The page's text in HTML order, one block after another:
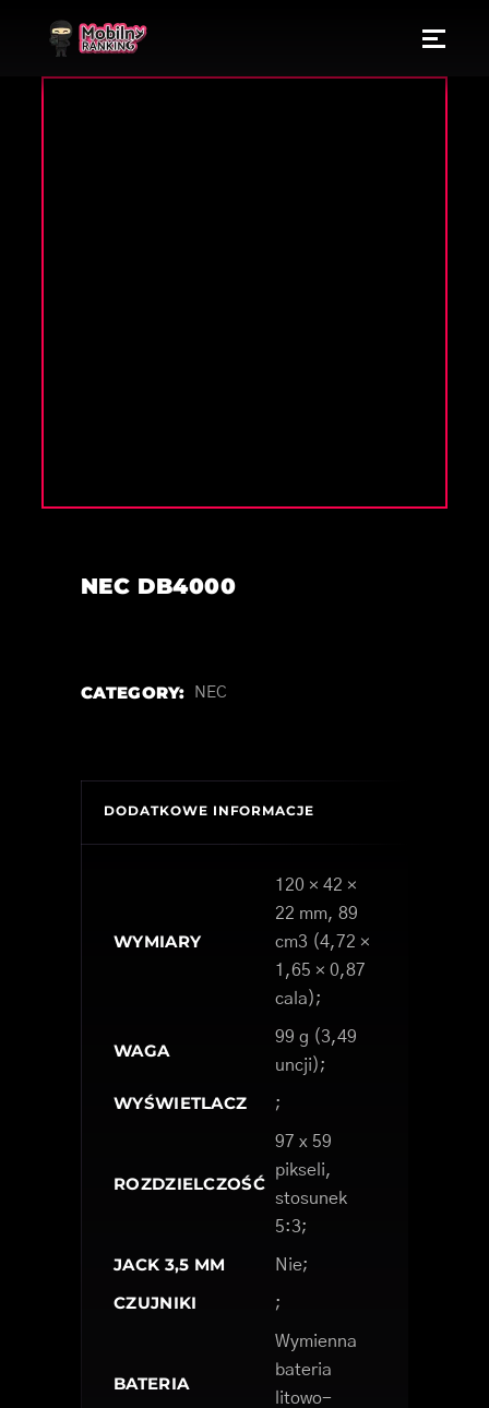
NEC DB4000
CATEGORY: NEC
DODATKOWE INFORMACJE
WYMIARY
120 × 42 ×
22 mm, 89
cm3 (4,72 ×
1,65 × 0,87
cala);
WAGA
99 g (3,49
uncji);
WYŚWIETLACZ ;
ROZDZIELCZOŚĆ
97 x 59
pikseli,
stosunek
5:3;
JACK 3,5 MM Nie;
CZUJNIKI ;
BATERIA
Wymienna
bateria
litowo-